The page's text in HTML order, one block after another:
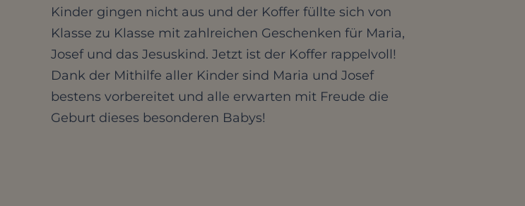
Kinder gingen nicht aus und der Koffer füllte sich von
Klasse zu Klasse mit zahlreichen Geschenken für Maria,
Josef und das Jesuskind. Jetzt ist der Koffer rappelvoll!
Dank der Mithilfe aller Kinder sind Maria und Josef
bestens vorbereitet und alle erwarten mit Freude die
Geburt dieses besonderen Babys!